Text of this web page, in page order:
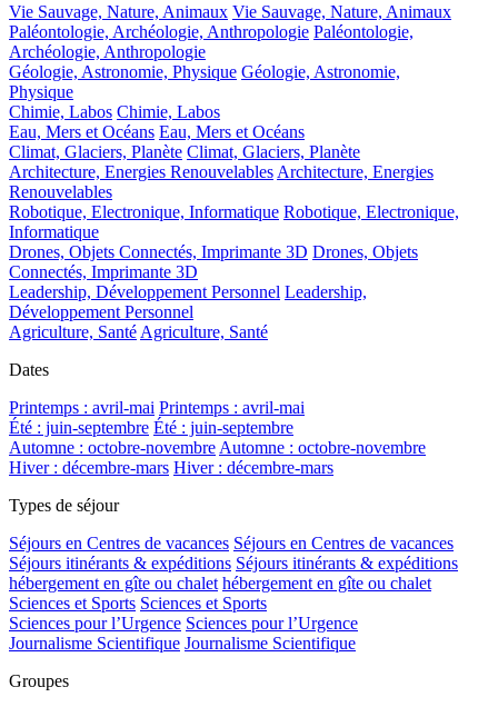
Vie Sauvage, Nature, Animaux Vie Sauvage, Nature, Animaux
Paléontologie, Archéologie, Anthropologie Paléontologie,
Archéologie, Anthropologie
Géologie, Astronomie, Physique Géologie, Astronomie,
Physique
Chimie, Labos Chimie, Labos
Eau, Mers et Océans Eau, Mers et Océans
Climat, Glaciers, Planète Climat, Glaciers, Planète
Architecture, Energies Renouvelables Architecture, Energies
Renouvelables
Robotique, Electronique, Informatique Robotique, Electronique,
Informatique
Drones, Objets Connectés, Imprimante 3D Drones, Objets
Connectés, Imprimante 3D
Leadership, Développement Personnel Leadership,
Développement Personnel
Agriculture, Santé Agriculture, Santé
Dates
Printemps : avril-mai Printemps : avril-mai
Été : juin-septembre Été : juin-septembre
Automne : octobre-novembre Automne : octobre-novembre
Hiver : décembre-mars Hiver : décembre-mars
Types de séjour
Séjours en Centres de vacances Séjours en Centres de vacances
Séjours itinérants & expéditions Séjours itinérants & expéditions
hébergement en gîte ou chalet hébergement en gîte ou chalet
Sciences et Sports Sciences et Sports
Sciences pour l’Urgence Sciences pour l’Urgence
Journalisme Scientifique Journalisme Scientifique
Groupes